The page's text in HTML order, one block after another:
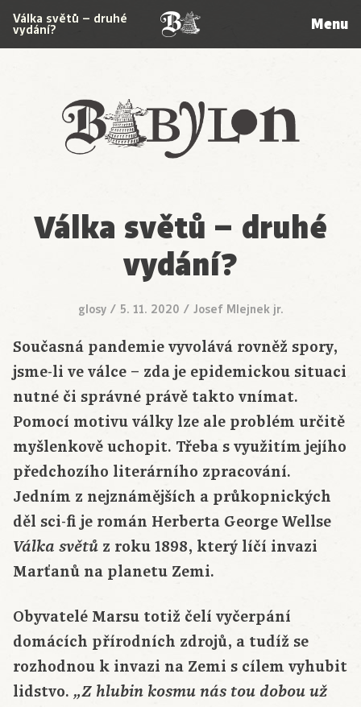
Babylon
Válka světů – druhé
vydání? Menu
Válka světů – druhé
vydání?
glosy/ 5. 11. 2020 / Josef Mlejnek jr.
Současná pandemie vyvolává rovněž spory,
jsme-li ve válce – zda je epidemickou situaci
nutné či správné právě takto vnímat.
Pomocí motivu války lze ale problém určitě
myšlenkově uchopit. Třeba s využitím jejího
předchozího literárního zpracování.
Jedním z nejznámějších a průkopnických
děl sci-fi je román Herberta George Wellse
Válka světů z roku 1898, který líčí invazi
Marťanů na planetu Zemi.
Obyvatelé Marsu totiž čelí vyčerpání
domácích přírodních zdrojů, a tudíž se
rozhodnou k invazi na Zemi s cílem vyhubit
lidstvo. „Z hlubin kosmu nás tou dobou už